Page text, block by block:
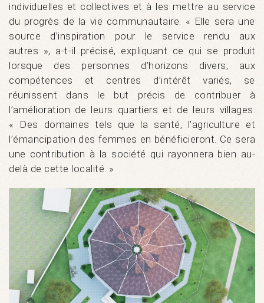
individuelles et collectives et à les mettre au service
du progrès de la vie communautaire. « Elle sera une
source d’inspiration pour le service rendu aux
autres », a-t-il précisé, expliquant ce qui se produit
lorsque des personnes d’horizons divers, aux
compétences et centres d’intérêt variés, se
réunissent dans le but précis de contribuer à
l’amélioration de leurs quartiers et de leurs villages.
« Des domaines tels que la santé, l’agriculture et
l’émancipation des femmes en bénéficieront. Ce sera
une contribution à la société qui rayonnera bien au-
delà de cette localité. »